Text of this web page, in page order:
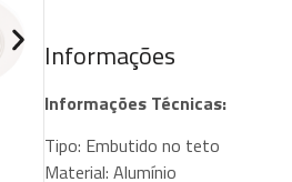
Informações
Informações Técnicas:
Tipo: Embutido no teto
Material: Alumínio